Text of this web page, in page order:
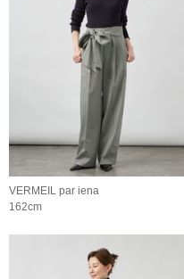
VERMEIL par iena
162cm